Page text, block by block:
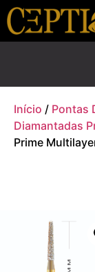
Início / Pontas
Diamantadas
Prime